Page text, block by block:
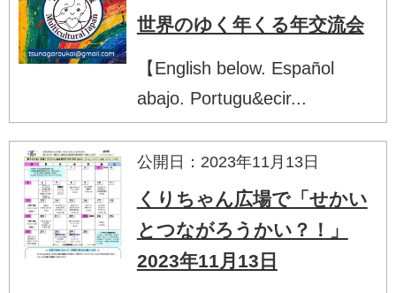
世界のゆく年くる年交流会
【English below. Español
abajo. Portugu&ecir...
公開日：2023年11月13日
くりちゃん広場で「せかい
とつながろうかい？！」
2023年11月13日